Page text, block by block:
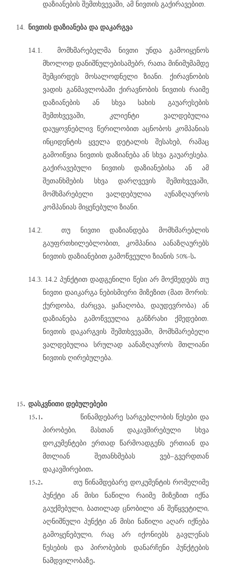
დაზიანების შემთხვევაში, ამ ნივთის გაქირავებით.
14. ნივთის დაზიანება და დაკარგვა
14.1.
მომხმარებელმა ნივთი უნდა გამოიყენოს
მხოლოდ დანიშნულებისამებრ, რათა მინიმუმამდე
შემცირდეს მოსალოდნელი ზიანი. ქირავნობის
ვადის განმავლობაში ქირავნობის ნივთის რაიმე
დაზიანების ან სხვა სახის გაუარესების
შემთხვევაში, კლიენტი ვალდებულია
დაუყოვნებლივ წერილობით აცნობოს კომპანიას
ინციდენტის ყველა დეტალის შესახებ, რამაც
გამოიწვია ნივთის დაზიანება ან სხვა გაუარესება.
გაქირავებული ნივთის დაზიანებისა ან ამ
შეთანხმების სხვა დარღვევის შემთხვევაში,
მომხმარებელი ვალდებულია აუნაზღაუროს
კომპანიას მიყენებული ზიანი.
14.2.
თუ ნივთი დაზიანდება მომხმარებლის
გაუფრთხილებლობით, კომპანია აანაზღაურებს
ნივთის დაზიანებით გამოწვეული ზიანის 50%-ს.
14.3. 14.2 პუნქტით დადგენილი წესი არ მოქმედებს თუ
ნივთი დაიკარგა ნებისმიერი მიზეზით (მათ შორის:
ქურდობა, ძარცვა, ყაჩაღობა, დაუდევრობა) ან
დაზიანება გამოწვეულია განზრახი ქმედებით.
ნივთის დაკარგვის შემთხვევაში, მომხმარებელი
ვალდებულია სრულად აანაზღაუროს მთლიანი
ნივთის ღირებულება.
15. დასკვნითი დებულებები
15.1. წინამდებარე სარგებლობის წესები და
პირობები, მასთან დაკავშირებული
სხვა
დოკუმენტები
ერთად წარმოადგენს ერთიან
და
მთლიან
შეთანხმებას ვებ–გვერდთან
დაკავშირებით.
15.2.
თუ წინამდებარე დოკუმენტის რომელიმე
პუნქტი
ან მისი ნაწილი რაიმე მიზეზით
იქნა
გაუქმებული,ბათილად ცნობილი ან შეწყვეტილი,
აღნიშნული პუნქტი ან მისი ნაწილი აღარ იქნება
გამოყენებული, რაც არ იქონიებს
გავლენას
წესების
და პირობების დანარჩენი
პუნქტების
ნამდვილობაზე.